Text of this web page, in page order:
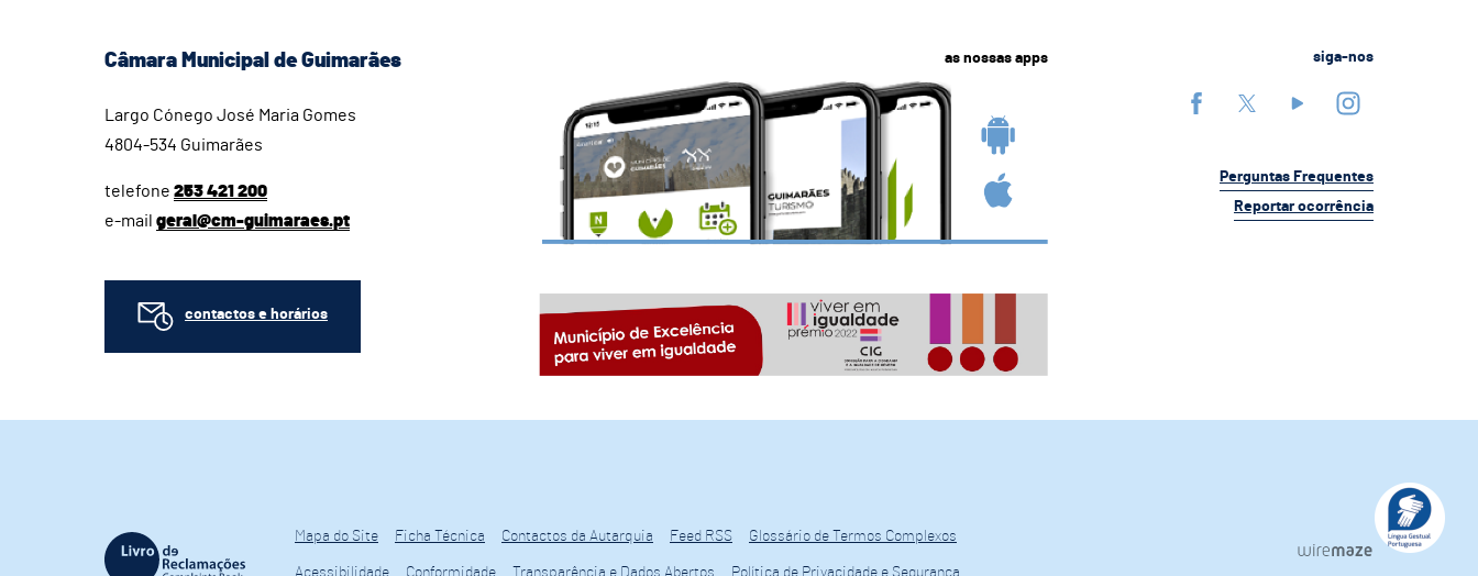
Câmara Municipal de Guimarães
Largo Cónego José Maria Gomes
4804-534 Guimarães
telefone 253 421 200
e-mail geral@cm-guimaraes.pt
contactos e horários
as nossas apps siga-nos
Perguntas Frequentes
Reportar ocorrência
Mapa do Site Ficha Técnica Contactos da Autarquia Feed RSS Glossário de Termos Complexos